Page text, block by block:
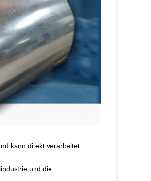
kann direkt verarbeitet
und die